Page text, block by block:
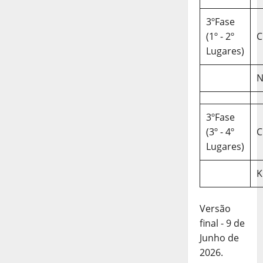
3ºFase
(1º - 2º
Lugares)
3ºFase
(3º - 4º
Lugares)
Versão
final - 9 de
Junho de
2026.